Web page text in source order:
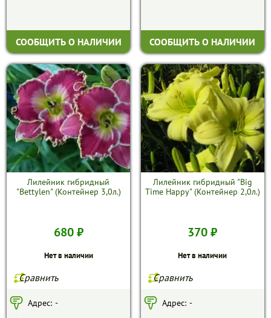
СООБЩИТЬ О НАЛИЧИИ СООБЩИТЬ О НАЛИЧИИ
Лилейник гибридный
"Bettylen" (Контейнер 3,0л.)
680 ₽
Нет в наличии
Сравнить
Адрес: -
Лилейник гибридный "Big
Time Happy" (Контейнер 2,0л.)
370 ₽
Нет в наличии
Сравнить
Адрес: -